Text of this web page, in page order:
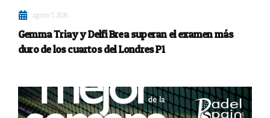
agosto 7, 2026
Gemma Triay y Delfi Brea superan el examen más
duro de los cuartos del Londres P1